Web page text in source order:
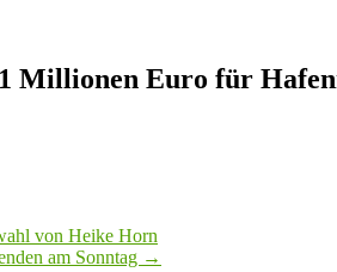
Millionen Euro für
von Heike Horn
am Sonntag →